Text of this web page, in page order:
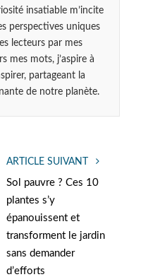
insatiable m’incite
perspectives uniques
lecteurs par mes
mes mots, j’aspire à
partageant la
de notre planète.
ARTICLE SUIVANT
Sol pauvre ? Ces 10
plantes s’y
épanouissent et
transforment le jardin
sans demander
d’efforts